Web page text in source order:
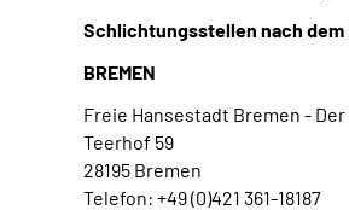
Schlichtungsstellen nach
BREMEN
Freie Hansestadt Bremen -
Teerhof 59
28195 Bremen
Telefon: +49 (0)421 361-18187